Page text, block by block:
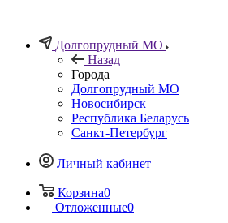
Долгопрудный МО
Назад
Города
Долгопрудный МО
Новосибирск
Республика Беларусь
Санкт-Петербург
Личный кабинет
Корзина0
Отложенные0